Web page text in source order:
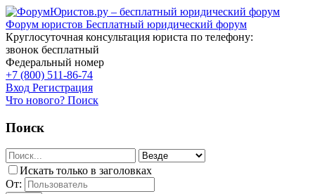
Форум юристов Бесплатный юридический форум
Круглосуточная консультация юриста по телефону:
звонок бесплатный
Федеральный номер
+7 (800) 511-86-74
Вход Регистрация
Что нового? Поиск
Поиск
Искать только в заголовках
От: